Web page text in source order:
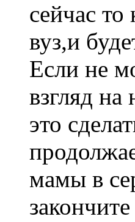
сейчас
вуз,и
Если не
взгляд
это
мамы в